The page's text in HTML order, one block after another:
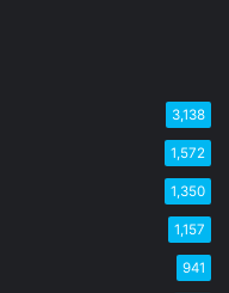
3,138
1,572
1,350
1,157
941